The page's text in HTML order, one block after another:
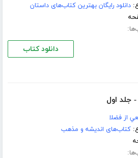
دانلود رایگان بهترین کتاب‌های داستان
دانلود کتاب
جلد اول
از فضلا
کتاب‌های اندیشه و مذهب